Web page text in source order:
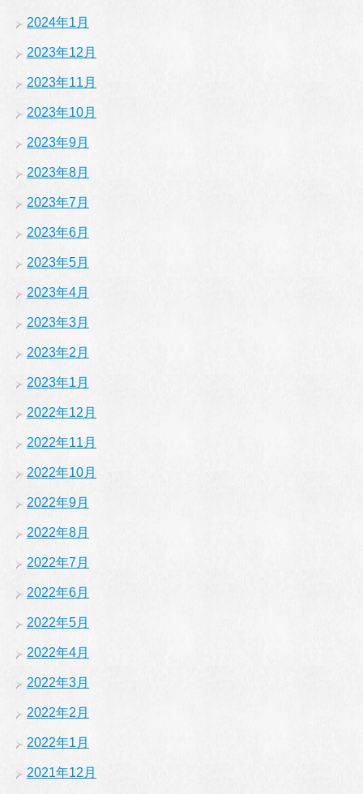
2024年1月
2023年12月
2023年11月
2023年10月
2023年9月
2023年8月
2023年7月
2023年6月
2023年5月
2023年4月
2023年3月
2023年2月
2023年1月
2022年12月
2022年11月
2022年10月
2022年9月
2022年8月
2022年7月
2022年6月
2022年5月
2022年4月
2022年3月
2022年2月
2022年1月
2021年12月